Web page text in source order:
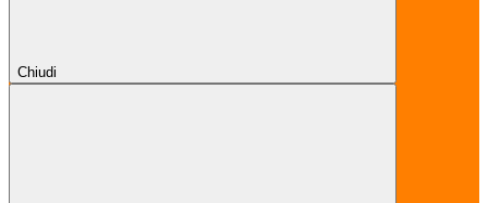
Chiudi